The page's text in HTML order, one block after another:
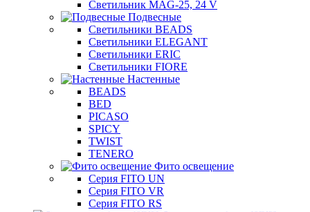
Светильник MAG-25, 24 V
Подвесные
Светильники BEADS
Светильники ELEGANT
Светильники ERIC
Светильники FIORE
Настенные
BEADS
BED
PICASO
SPICY
TWIST
TENERO
Фито освещение
Серия FITO UN
Серия FITO VR
Серия FITO RS